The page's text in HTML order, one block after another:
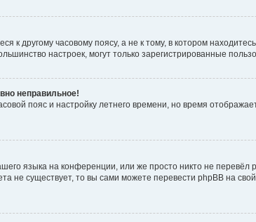
к другому часовому поясу, а не к тому, в котором
настроек, могут только зарегистрированные
неправильное!
пояс и настройку летнего времени, но время
языка на конференции, или же просто никто не
не существует, то вы сами можете перевести phpBB на